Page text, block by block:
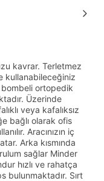
kavrar. Terletmez
kullanabileceğiniz
bombeli ortopedik
Üzerinde
veya kafalıksız
bağlı olarak ofis
Aracınızın iç
Arka kısmında
sağlar Minder
hızlı ve rahatça
bulunmaktadır. Sırt